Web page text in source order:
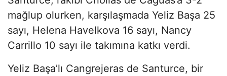
mağlup olurken, karşılaşmada Yeliz Başa 25
sayı, Helena Havelkova 16 sayı, Nancy
Carrillo 10 sayı ile takımına katkı verdi.
Yeliz Başa’lı Cangrejeras de Santurce, bir